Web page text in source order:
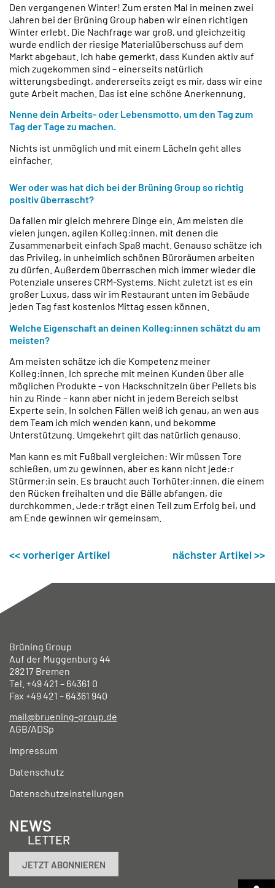
Den vergangenen Winter! Zum ersten Mal in meinen zwei
Jahren bei der Brüning Group haben wir einen richtigen
Winter erlebt. Die Nachfrage war groß, und gleichzeitig
wurde endlich der riesige Materialüberschuss auf dem
Markt abgebaut. Ich habe gemerkt, dass Kunden aktiv auf
mich zugekommen sind – einerseits natürlich
witterungsbedingt, andererseits zeigt es mir, dass wir eine
gute Arbeit machen. Das ist eine schöne Anerkennung.
Nenne dein Arbeits- oder Lebensmotto, um den Tag zum
Tag der Tage zu machen.
Nichts ist unmöglich und mit einem Lächeln geht alles
einfacher.
Wer oder was hat dich bei der Brüning Group so richtig
positiv überrascht?
Da fallen mir gleich mehrere Dinge ein. Am meisten die
vielen jungen, agilen Kolleg:innen, mit denen die
Zusammenarbeit einfach Spaß macht. Genauso schätze ich
das Privileg, in unheimlich schönen Büroräumen arbeiten
zu dürfen. Außerdem überraschen mich immer wieder die
Potenziale unseres CRM-Systems. Nicht zuletzt ist es ein
großer Luxus, dass wir im Restaurant unten im Gebäude
jeden Tag fast kostenlos Mittag essen können.
Welche Eigenschaft an deinen Kolleg:innen schätzt du am
meisten?
Am meisten schätze ich die Kompetenz meiner
Kolleg:innen. Ich spreche mit meinen Kunden über alle
möglichen Produkte – von Hackschnitzeln über Pellets bis
hin zu Rinde – kann aber nicht in jedem Bereich selbst
Experte sein. In solchen Fällen weiß ich genau, an wen aus
dem Team ich mich wenden kann, und bekomme
Unterstützung. Umgekehrt gilt das natürlich genauso.
Man kann es mit Fußball vergleichen: Wir müssen Tore
schießen, um zu gewinnen, aber es kann nicht jede:r
Stürmer:in sein. Es braucht auch Torhüter:innen, die einem
den Rücken freihalten und die Bälle abfangen, die
durchkommen. Jede:r trägt einen Teil zum Erfolg bei, und
am Ende gewinnen wir gemeinsam.
<< vorheriger Artikel nächster Artikel >>
Brüning Group
Auf der Muggenburg 44
28217 Bremen
Tel. +49421 – 64361 0
Fax +49421 – 64361 940
mail@bruening-group.de
AGB/ADSp
Impressum
Datenschutz
Datenschutzeinstellungen
NEWS
LETTER
JETZT ABONNIEREN